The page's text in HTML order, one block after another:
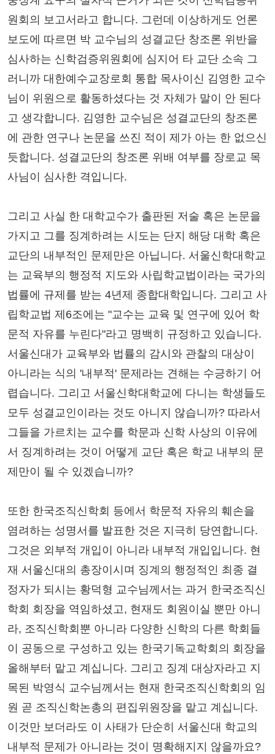
원회의 보고서라고 합니다. 그런데 이상하게도 언론
보도에 따르면 박 교수님의 성결교단 창조론 위반을
심사하는 신학검증위원회에 심지어 타 교단 소속 그
러니까 대한예수교장로회 통합 목사이신 김영한 교수
님이 위원으로 활동하셨다는 것 자체가 말이 안 된다
고 생각합니다. 김영한 교수님은 성결교단의 창조론
에 관한 연구나 논문을 쓰진 적이 제가 아는 한 없으신
듯합니다. 성결교단의 창조론 위배 여부를 장로교 목
사님이 심사한 격입니다.
그리고 사실 한 대학교수가 출판된 저술 혹은 논문을
가지고 그를 징계하려는 시도는 단지 해당 대학 혹은
교단의 내부적인 문제만은 아닙니다. 서울신학대학교
는 교육부의 행정적 지도와 사립학교법이라는 국가의
법률에 규제를 받는 4년제 종합대학입니다. 그리고 사
립학교법 제6조에는 "교수는 교육 및 연구에 있어 학
문적 자유를 누린다"라고 명백히 규정하고 있습니다.
서울신대가 교육부와 법률의 감시와 관찰의 대상이
아니라는 식의 '내부적' 문제라는 견해는 수긍하기 어
렵습니다. 그리고 서울신학대학교에 다니는 학생들도
모두 성결교인이라는 것도 아니지 않습니까? 따라서
그들을 가르치는 교수를 학문과 신학 사상의 이유에
서 징계하려는 것이 어떻게 교단 혹은 학교 내부의 문
제만이 될 수 있겠습니까?
또한 한국조직신학회 등에서 학문적 자유의 훼손을
염려하는 성명서를 발표한 것은 지극히 당연합니다.
그것은 외부적 개입이 아니라 내부적 개입입니다. 현
재 서울신대의 총장이시며 징계의 행정적인 최종 결
정자가 되시는 황덕형 교수님께서는 과거 한국조직신
학회 회장을 역임하셨고, 현재도 회원이실 뿐만 아니
라, 조직신학회뿐 아니라 다양한 신학의 다른 학회들
이 공동으로 구성하고 있는 한국기독교학회의 회장을
올해부터 맡고 계십니다. 그리고 징계 대상자라고 지
목된 박영식 교수님께서는 현재 한국조직신학회의 임
원 곧 조직신학논총의 편집위원장을 맡고 계십니다.
이것만 보더라도 이 사태가 단순히 서울신대 학교의
내부적 문제가 아니라는 것이 명확해지지 않을까요?